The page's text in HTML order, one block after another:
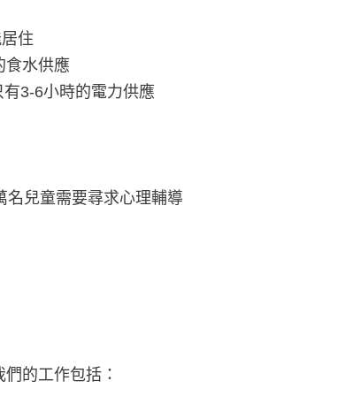
住
食水供應
3-6小時的電力供應
名兒童需要尋求心理輔導
的工作包括：